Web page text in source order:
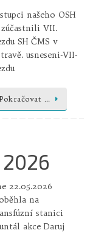
našeho OSH
zúčastnili VII.
SH ČMS v
usneseni-VII-
Pokračovat …
22.05.2026
na
stanici
akce Daruj